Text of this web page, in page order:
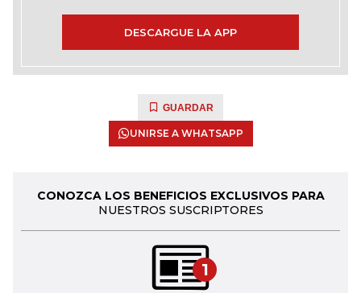
DESCARGUE LA APP
GUARDAR
UNIRSE A WHATSAPP
CONOZCA LOS BENEFICIOS EXCLUSIVOS PARA
NUESTROS SUSCRIPTORES
1